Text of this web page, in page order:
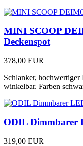
MINI SCOOP
Deckenspot
378,00 EUR
Schlanker, hochwertiger
winkelbar. Farben
ODIL Dimmbarer
319,00 EUR